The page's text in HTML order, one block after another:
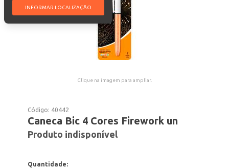
INFORMAR LOCALIZAÇÃO
Clique na imagem para ampliar.
Código: 40442
Caneca Bic 4 Cores Firework un
Produto indisponível
Quantidade: